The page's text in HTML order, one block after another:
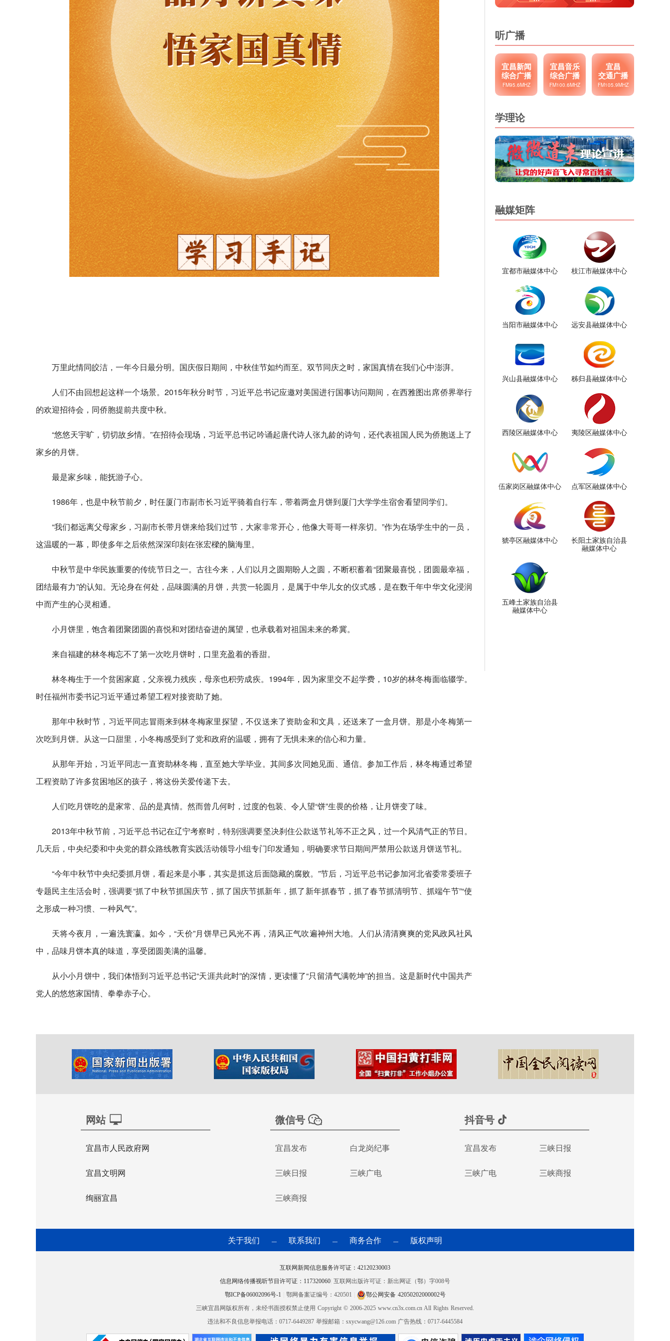
万里此情同皎洁，一年今日最分明。国庆假日期间，中秋佳节如约而至。双节同庆之时，家国真情在我们心中澎湃。
人们不由回想起这样一个场景。2015年秋分时节，习近平总书记应邀对美国进行国事访问期间，在西雅图出席侨界举行
的欢迎招待会，同侨胞提前共度中秋。
“悠悠天宇旷，切切故乡情。”在招待会现场，习近平总书记吟诵起唐代诗人张九龄的诗句，还代表祖国人民为侨胞送上了
家乡的月饼。
最是家乡味，能抚游子心。
1986年，也是中秋节前夕，时任厦门市副市长习近平骑着自行车，带着两盒月饼到厦门大学学生宿舍看望同学们。
“我们都远离父母家乡，习副市长带月饼来给我们过节，大家非常开心，他像大哥哥一样亲切。”作为在场学生中的一员，
这温暖的一幕，即使多年之后依然深深印刻在张宏樑的脑海里。
中秋节是中华民族重要的传统节日之一。古往今来，人们以月之圆期盼人之圆，不断积蓄着“团聚最喜悦，团圆最幸福，
团结最有力”的认知。无论身在何处，品味圆满的月饼，共赏一轮圆月，是属于中华儿女的仪式感，是在数千年中华文化浸润
中而产生的心灵相通。
小月饼里，饱含着团聚团圆的喜悦和对团结奋进的属望，也承载着对祖国未来的希冀。
来自福建的林冬梅忘不了第一次吃月饼时，口里充盈着的香甜。
林冬梅生于一个贫困家庭，父亲视力残疾，母亲也积劳成疾。1994年，因为家里交不起学费，10岁的林冬梅面临辍学。
时任福州市委书记习近平通过希望工程对接资助了她。
那年中秋时节，习近平同志冒雨来到林冬梅家里探望，不仅送来了资助金和文具，还送来了一盒月饼。那是小冬梅第一
次吃到月饼。从这一口甜里，小冬梅感受到了党和政府的温暖，拥有了无惧未来的信心和力量。
从那年开始，习近平同志一直资助林冬梅，直至她大学毕业。其间多次同她见面、通信。参加工作后，林冬梅通过希望
工程资助了许多贫困地区的孩子，将这份关爱传递下去。
人们吃月饼吃的是家常、品的是真情。然而曾几何时，过度的包装、令人望“饼”生畏的价格，让月饼变了味。
2013年中秋节前，习近平总书记在辽宁考察时，特别强调要坚决刹住公款送节礼等不正之风，过一个风清气正的节日。
几天后，中央纪委和中央党的群众路线教育实践活动领导小组专门印发通知，明确要求节日期间严禁用公款送月饼送节礼。
“今年中秋节中央纪委抓月饼，看起来是小事，其实是抓这后面隐藏的腐败。”节后，习近平总书记参加河北省委常委班子
专题民主生活会时，强调要“抓了中秋节抓国庆节，抓了国庆节抓新年，抓了新年抓春节，抓了春节抓清明节、抓端午节”“使
之形成一种习惯、一种风气”。
天将今夜月，一遍洗寰瀛。如今，“天价”月饼早已风光不再，清风正气吹遍神州大地。人们从清清爽爽的党风政风社风
中，品味月饼本真的味道，享受团圆美满的温馨。
从小小月饼中，我们体悟到习近平总书记“天涯共此时”的深情，更读懂了“只留清气满乾坤”的担当。这是新时代中国共产
党人的悠悠家国情、拳拳赤子心。
听广播
宜昌新闻
综合广播
FM95.6MHZ
宜昌音乐
综合广播
FM100.6MHZ
宜昌
交通广播
FM105.9MHZ
学理论
融媒矩阵
宜都市融媒体中心 枝江市融媒体中心
当阳市融媒体中心 远安县融媒体中心
兴山县融媒体中心 秭归县融媒体中心
西陵区融媒体中心 夷陵区融媒体中心
伍家岗区融媒体中心 点军区融媒体中心
猇亭区融媒体中心
长阳土家族自治县
融媒体中心
五峰土家族自治县
融媒体中心
网站
宜昌市人民政府网
宜昌文明网
绚丽宜昌
微信号
宜昌发布 白龙岗纪事
三峡日报 三峡广电
三峡商报
抖音号
宜昌发布 三峡日报
三峡广电 三峡商报
关于我们 — 联系我们 — 商务合作 — 版权声明
互联网新闻信息服务许可证：42120230003
信息网络传播视听节目许可证：117320060 互联网出版许可证：新出网证（鄂）字008号
鄂ICP备06002096号-1
鄂网备案证编号：420501
鄂公网安备 42050202000002号
三峡宜昌网版权所有，未经书面授权禁止使用 Copyright © 2006-2025 www.cn3x.com.cn All Rights Reserved.
违法和不良信息举报电话：0717-6449287 举报邮箱：sxycwang@126.com 广告热线：0717-6445584